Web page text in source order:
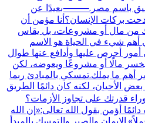
باسم مصر.⸻بعيدًا عن
بركات الإنسان؟أنا مؤمن أن
من مال أو مشروعات، بل يقاس
أهم شيء في الحياة هو الاسم
أحرص عليها وأدافع عنها طوال
مالًا أو مشروعًا ويعوضه، لكن
ما يملك.تمسكي بالمبادئ ربما
الأحيان، لكنه كان دائمًا الطريق
قدرتك على تجاوز الأزمات؟
دائمًا أؤمن بقول الله تعالى:«إن الله